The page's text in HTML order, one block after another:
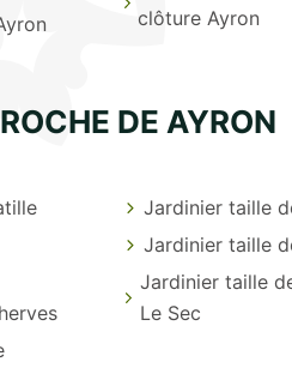
clôture Ayron
DE AYRON
Jardinier taille
Jardinier taille
Jardinier taille
Le Sec